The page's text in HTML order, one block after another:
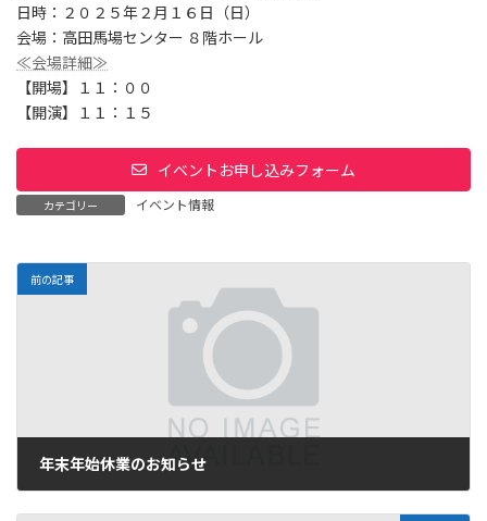
日時：２０２５年２月１６日（日）
会場：高田馬場センター ８階ホール
≪会場詳細≫
【開場】１１：００
【開演】１１：１５
イベントお申し込みフォーム
カテゴリー イベント情報
前の記事
年末年始休業のお知らせ